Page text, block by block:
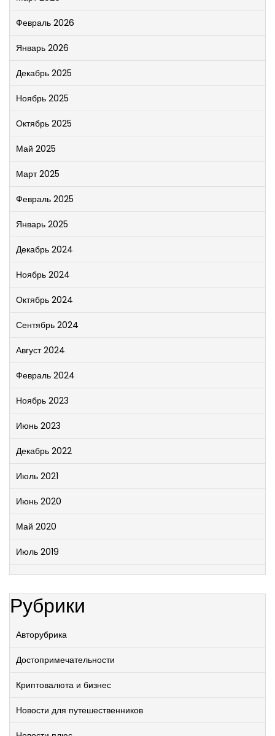
Февраль 2026
Январь 2026
Декабрь 2025
Ноябрь 2025
Октябрь 2025
Май 2025
Март 2025
Февраль 2025
Январь 2025
Декабрь 2024
Ноябрь 2024
Октябрь 2024
Сентябрь 2024
Август 2024
Февраль 2024
Ноябрь 2023
Июнь 2023
Декабрь 2022
Июль 2021
Июнь 2020
Май 2020
Июль 2019
Рубрики
Авторубрика
Достопримечательности
Криптовалюта и бизнес
Новости для путешественников